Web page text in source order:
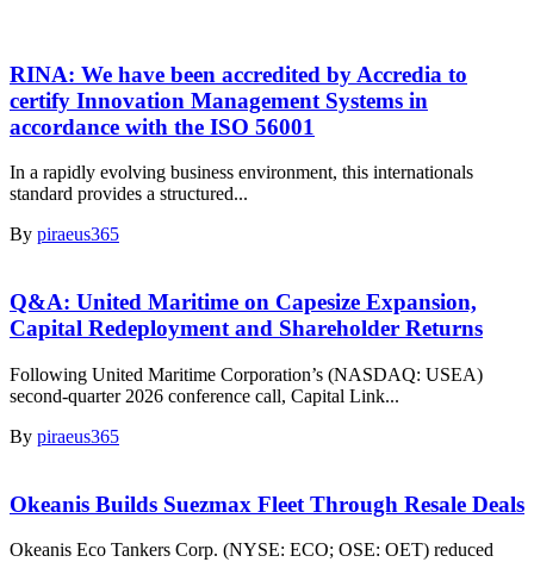
RINA: We have been accredited by Accredia to
certify Innovation Management Systems in
accordance with the ISO 56001
In a rapidly evolving business environment, this internationals
standard provides a structured...
By piraeus365
Q&A: United Maritime on Capesize Expansion,
Capital Redeployment and Shareholder Returns
Following United Maritime Corporation’s (NASDAQ: USEA)
second-quarter 2026 conference call, Capital Link...
By piraeus365
Okeanis Builds Suezmax Fleet Through Resale Deals
Okeanis Eco Tankers Corp. (NYSE: ECO; OSE: OET) reduced